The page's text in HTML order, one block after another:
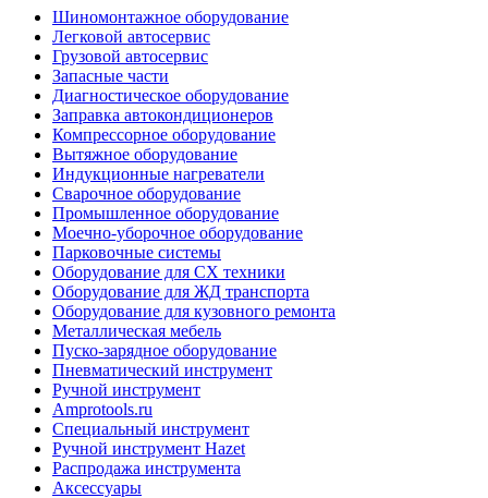
Шиномонтажное оборудование
Легковой автосервис
Грузовой автосервис
Запасные части
Диагностическое оборудование
Заправка автокондиционеров
Компрессорное оборудование
Вытяжное оборудование
Индукционные нагреватели
Сварочное оборудование
Промышленное оборудование
Моечно-уборочное оборудование
Парковочные системы
Оборудование для СХ техники
Оборудование для ЖД транспорта
Оборудование для кузовного ремонта
Металлическая мебель
Пуско-зарядное оборудование
Пневматический инструмент
Ручной инструмент
Amprotools.ru
Специальный инструмент
Ручной инструмент Hazet
Распродажа инструмента
Аксессуары